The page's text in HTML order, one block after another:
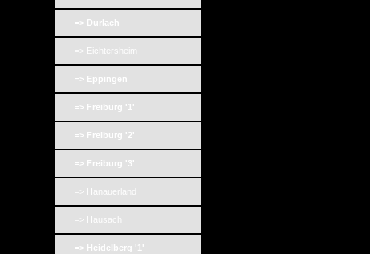
=> Durlach
=> Eichtersheim
=> Eppingen
=> Freiburg '1'
=> Freiburg '2'
=> Freiburg '3'
=> Hanauerland
=> Hausach
=> Heidelberg '1'